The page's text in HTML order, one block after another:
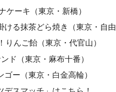
ケーキ（東京・新橋）
る抹茶どら焼き（東京・自由
りんご飴（東京・代官山）
ド（東京・麻布十番）
ー（東京・白金高輪）